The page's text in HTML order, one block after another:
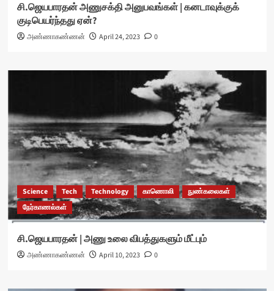
சி.ஜெயபாரதன் அணுசக்தி அனுபவங்கள் | கனடாவுக்குக்
குடிபெயர்ந்தது ஏன்?
அண்ணாகண்ணன் April 24, 2023 0
Science Tech Technology காணொலி
நுண்கலைகள்
நேர்காணல்கள்
சி.ஜெயபாரதன் | அணு உலை விபத்துகளும் மீட்பும்
அண்ணாகண்ணன் April 10, 2023 0